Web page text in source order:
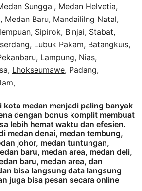
Sunggal, Medan Helvetia,
Medan Baru, Mandaililng Natal,
Sipirok, Binjai, Stabat,
Lubuk Pakam, Batangkuis,
Lampung, Nias,
Lhokseumawe, Padang,
kota medan menjadi paling banyak
dengan bonus komplit membuat
lebih hemat waktu dan efesien.
medan denai, medan tembung,
johor, medan tuntungan,
baru, medan area, medan deli,
baru, medan area, dan
bisa langsung data langsung
juga bisa pesan secara online